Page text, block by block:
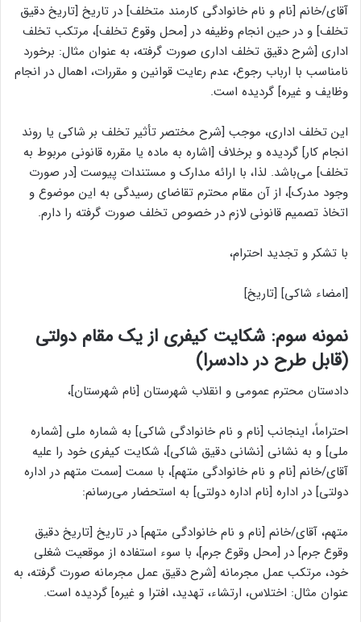
آقای/خانم [نام و نام خانوادگی کارمند متخلف] در تاریخ [تاریخ دقیق
تخلف] و در حین انجام وظیفه در [محل وقوع تخلف]، مرتکب تخلف
اداری [شرح دقیق تخلف اداری صورت گرفته، به عنوان مثال: برخورد
نامناسب با ارباب رجوع، عدم رعایت قوانین و مقررات، اهمال در انجام
وظایف و غیره] گردیده است.
این تخلف اداری، موجب [شرح مختصر تأثیر تخلف بر شاکی یا روند
انجام کار] گردیده و برخلاف [اشاره به ماده یا مقرره قانونی مربوط به
تخلف] می‌باشد. لذا، با ارائه مدارک و مستندات پیوست [در صورت
وجود مدرک]، از آن مقام محترم تقاضای رسیدگی به این موضوع و
اتخاذ تصمیم قانونی لازم در خصوص تخلف صورت گرفته را دارم.
با تشکر و تجدید احترام،
[امضاء شاکی] [تاریخ]
نمونه سوم: شکایت کیفری از یک مقام دولتی
(قابل طرح در دادسرا)
دادستان محترم عمومی و انقلاب شهرستان [نام شهرستان]،
احتراماً، اینجانب [نام و نام خانوادگی شاکی] به شماره ملی [شماره
ملی] و به نشانی [نشانی دقیق شاکی]، شکایت کیفری خود را علیه
آقای/خانم [نام و نام خانوادگی متهم]، با سمت [سمت متهم در اداره
دولتی] در اداره [نام اداره دولتی] به استحضار می‌رسانم:
متهم، آقای/خانم [نام و نام خانوادگی متهم] در تاریخ [تاریخ دقیق
وقوع جرم] در [محل وقوع جرم]، با سوء استفاده از موقعیت شغلی
خود، مرتکب عمل مجرمانه [شرح دقیق عمل مجرمانه صورت گرفته، به
عنوان مثال: اختلاس، ارتشاء، تهدید، افترا و غیره] گردیده است.